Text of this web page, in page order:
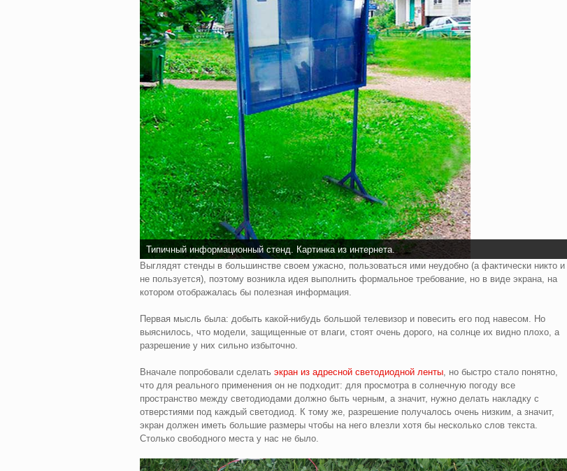
Типичный информационный стенд. Картинка из интернета.
Выглядят стенды в большинстве своем ужасно, пользоваться ими неудобно (а фактически никто и
не пользуется), поэтому возникла идея выполнить формальное требование, но в виде экрана, на
котором отображалась бы полезная информация.
Первая мысль была: добыть какой-нибудь большой телевизор и повесить его под навесом. Но
выяснилось, что модели, защищенные от влаги, стоят очень дорого, на солнце их видно плохо, а
разрешение у них сильно избыточно.
Вначале попробовали сделать экран из адресной светодиодной ленты, но быстро стало понятно,
что для реального применения он не подходит: для просмотра в солнечную погоду все
пространство между светодиодами должно быть черным, а значит, нужно делать накладку с
отверстиями под каждый светодиод. К тому же, разрешение получалось очень низким, а значит,
экран должен иметь большие размеры чтобы на него влезли хотя бы несколько слов текста.
Столько свободного места у нас не было.